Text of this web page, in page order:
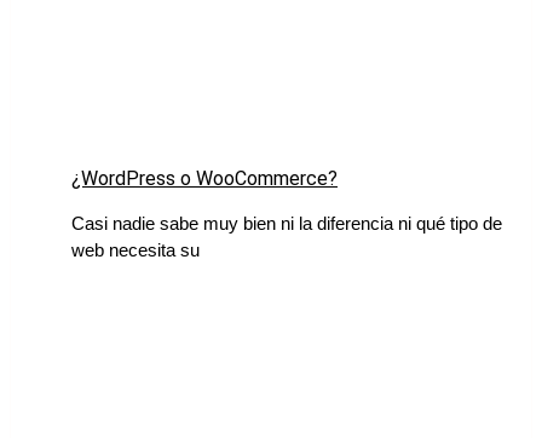
¿WordPress o WooCommerce?
Casi nadie sabe muy bien ni la diferencia ni qué tipo de
web necesita su